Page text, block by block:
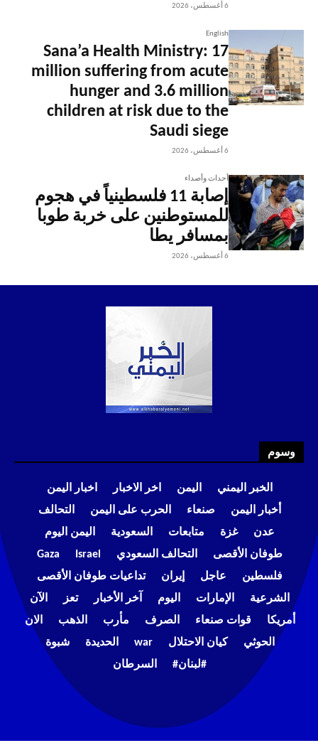
6 أغسطس، 2026
English
Sana’a Health Ministry: 17
million suffering from acute
hunger and 3.6 million
children at risk due to the
Saudi siege
6 أغسطس، 2026
أحداث وأصداء
إصابة 11 فلسطينياً في هجوم
للمستوطنين على خربة طوبا
بمسافر يطا
6 أغسطس، 2026
وسوم
الخبر اليمني اليمن اخر الاخبار
اخبار اليمن
أخبار اليمن
صنعاء الحرب على اليمن
التحالف
عدن
غزة متابعات السعودية
اليمن اليوم
طوفان الأقصى
التحالف السعودي Israel
Gaza
فلسطين
عاجل إيران
تداعيات طوفان الأقصى
الشرعية
الإمارات اليوم آخر الأخبار تعز
الآن
أمريكا
قوات صنعاء الصرف مأرب الذهب
الان
الحوثي
كيان الاحتلال war الحديدة
شبوة
#لبنان#
السرطان